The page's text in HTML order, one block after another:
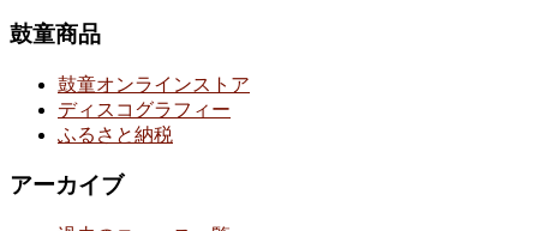
鼓童商品
鼓童オンラインストア
ディスコグラフィー
ふるさと納税
アーカイブ